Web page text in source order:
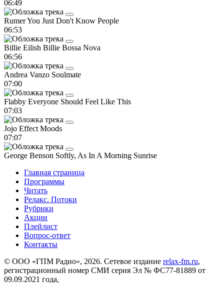
06:49
RumerYou Just Don't Know People
06:53
Billie Eilish Billie Bossa Nova
06:56
Andrea Vanzo Soulmate
07:00
Flabby Everyone Should Feel Like This
07:03
Jojo Effect Moods
07:07
George Benson Softly, As In A Morning Sunrise
Главная страница
Программы
Читать
Релакс. Потоки
Рубрики
Акции
Плейлист
Вопрос-ответ
Контакты
© ООО «ГПМ Радио», 2026. Сетевое издание relax-fm.ru,
регистрационный номер СМИ серия Эл № ФС77-81889 от
09.09.2021 года,